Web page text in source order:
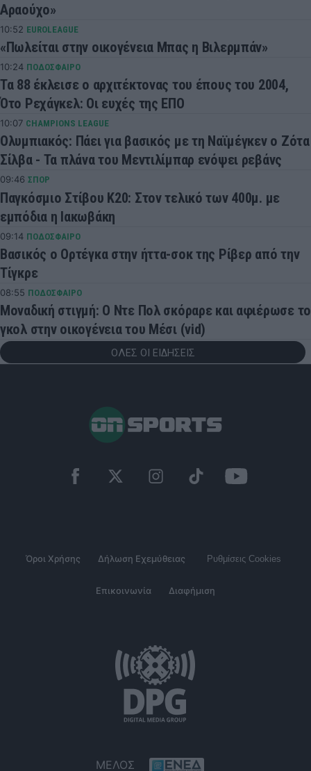
Αραούχο»
10:52 EUROLEAGUE
«Πωλείται στην οικογένεια Μπας η Βιλερμπάν»
10:24 ΠΟΔΟΣΦΑΙΡΟ
Τα 88 έκλεισε ο αρχιτέκτονας του έπους του 2004,
Ότο Ρεχάγκελ: Οι ευχές της ΕΠΟ
10:07 CHAMPIONS LEAGUE
Ολυμπιακός: Πάει για βασικός με τη Ναϊμέγκεν ο Ζότα
Σίλβα - Τα πλάνα του Μεντιλίμπαρ ενόψει ρεβάνς
09:46 ΣΠΟΡ
Παγκόσμιο Στίβου Κ20: Στον τελικό των 400μ. με
εμπόδια η Ιακωβάκη
09:14 ΠΟΔΟΣΦΑΙΡΟ
Βασικός ο Ορτέγκα στην ήττα-σοκ της Ρίβερ από την
Τίγκρε
08:55 ΠΟΔΟΣΦΑΙΡΟ
Μοναδική στιγμή: Ο Ντε Πολ σκόραρε και αφιέρωσε το
γκολ στην οικογένεια του Μέσι (vid)
ΟΛΕΣ ΟΙ ΕΙΔΗΣΕΙΣ
Όροι Χρήσης Δήλωση Εχεμύθειας Ρυθμίσεις Cookies
Επικοινωνία Διαφήμιση
ΜΕΛΟΣ